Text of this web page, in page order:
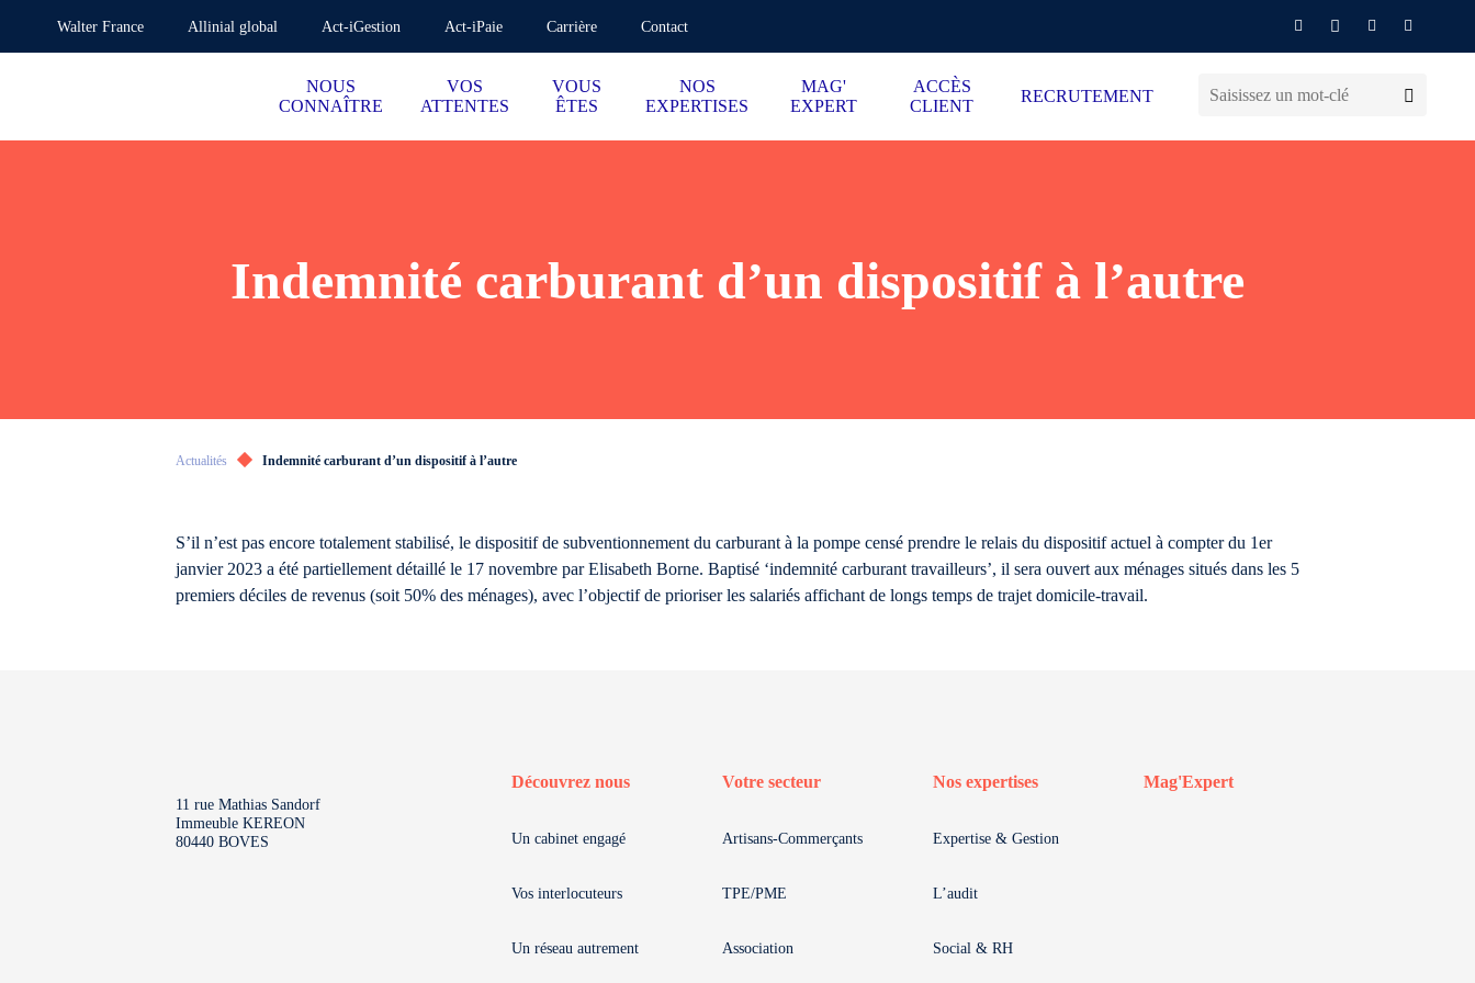
Walter France Allinial global Act-iGestion Act-iPaie Carrière Contact
NOUS
CONNAÎTRE
VOS
ATTENTES
VOUS
ÊTES
NOS
EXPERTISES
MAG'
EXPERT
ACCÈS
CLIENT
RECRUTEMENT
Indemnité carburant d’un dispositif à l’autre
Actualités Indemnité carburant d’un dispositif à l’autre
S’il n’est pas encore totalement stabilisé, le dispositif de subventionnement du carburant à la pompe censé prendre le relais du dispositif actuel à compter du 1er
janvier 2023 a été partiellement détaillé le 17 novembre par Elisabeth Borne. Baptisé ‘indemnité carburant travailleurs’, il sera ouvert aux ménages situés dans les 5
premiers déciles de revenus (soit 50% des ménages), avec l’objectif de prioriser les salariés affichant de longs temps de trajet domicile-travail.
11 rue Mathias Sandorf
Immeuble KEREON
80440 BOVES
Découvrez nous
Un cabinet engagé
Vos interlocuteurs
Un réseau autrement
Votre secteur
Artisans-Commerçants
TPE/PME
Association
Nos expertises
Expertise & Gestion
L’audit
Social & RH
Mag'Expert